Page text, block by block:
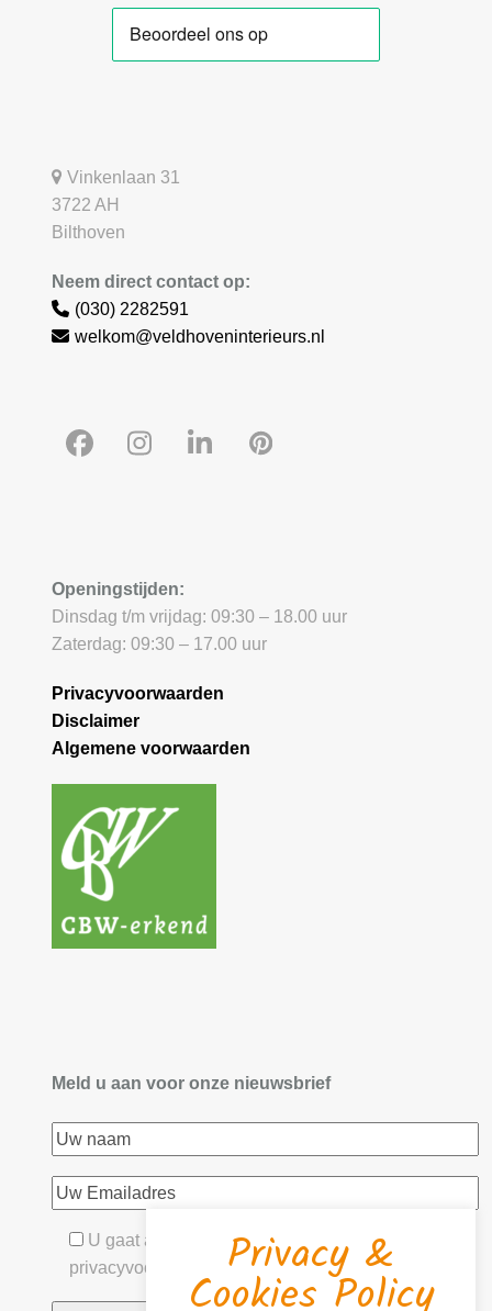
Vinkenlaan 31
3722 AH
Bilthoven
Neem direct contact op:
(030) 2282591
welkom@veldhoveninterieurs.nl
Facebook
Instagram
LinkedInPinterest
Openingstijden:
Dinsdag t/m vrijdag: 09:30 – 18.00 uur
Zaterdag: 09:30 – 17.00 uur
Privacyvoorwaarden
Disclaimer
Algemene voorwaarden
Meld u aan voor onze nieuwsbrief
U gaat akkoord met onze algemene- &
privacyvoorwaarden Privacy &
Cookies Policy